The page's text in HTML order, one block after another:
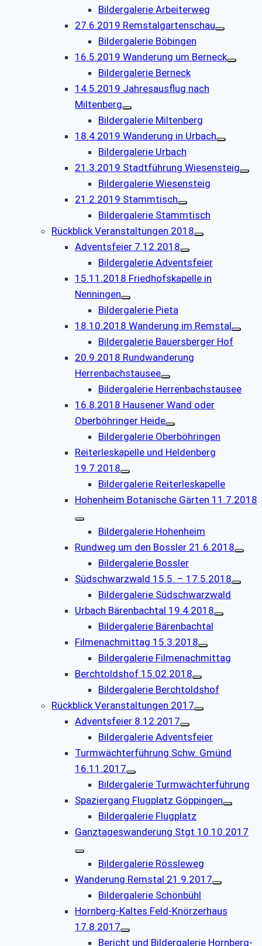
Bildergalerie Arbeiterweg
27.6.2019 Remstalgartenschau
Bildergalerie Böbingen
16.5.2019 Wanderung um Berneck
Bildergalerie Berneck
14.5.2019 Jahresausflug nach
Miltenberg
Bildergalerie Miltenberg
18.4.2019 Wanderung in Urbach
Bildergalerie Urbach
21.3.2019 Stadtführung Wiesensteig
Bildergalerie Wiesensteig
21.2.2019 Stammtisch
Bildergalerie Stammtisch
Rückblick Veranstaltungen 2018
Adventsfeier 7.12.2018
Bildergalerie Adventsfeier
15.11.2018 Friedhofskapelle in
Nenningen
Bildergalerie Pieta
18.10.2018 Wanderung im Remstal
Bildergalerie Bauersberger Hof
20.9.2018 Rundwanderung
Herrenbachstausee
Bildergalerie Herrenbachstausee
16.8.2018 Hausener Wand oder
Oberböhringer Heide
Bildergalerie Oberböhringen
Reiterleskapelle und Heldenberg
19.7.2018
Bildergalerie Reiterleskapelle
Hohenheim Botanische Gärten 11.7.2018
Bildergalerie Hohenheim
Rundweg um den Bossler 21.6.2018
Bildergalerie Bossler
Südschwarzwald 15.5. – 17.5.2018
Bildergalerie Südschwarzwald
Urbach Bärenbachtal 19.4.2018
Bildergalerie Bärenbachtal
Filmenachmittag 15.3.2018
Bildergalerie Filmenachmittag
Berchtoldshof 15.02.2018
Bildergalerie Berchtoldshof
Rückblick Veranstaltungen 2017
Adventsfeier 8.12.2017
Bildergalerie Adventsfeier
Turmwächterführung Schw. Gmünd
16.11.2017
Bildergalerie Turmwächterführung
Spaziergang Flugplatz Göppingen
Bildergalerie Flugplatz
Ganztageswanderung Stgt 10.10.2017
Bildergalerie Rössleweg
Wanderung Remstal 21.9.2017
Bildergalerie Schönbühl
Hornberg-Kaltes Feld-Knörzerhaus
17.8.2017
Bericht und Bildergalerie Hornberg-